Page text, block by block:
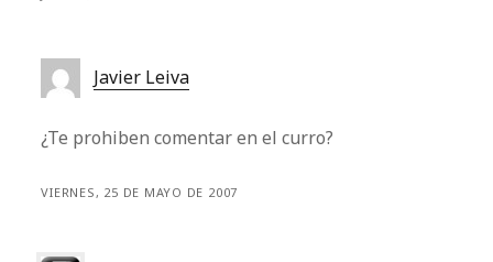
Javier Leiva
¿Te prohiben comentar en el curro?
VIERNES, 25 DE MAYO DE 2007